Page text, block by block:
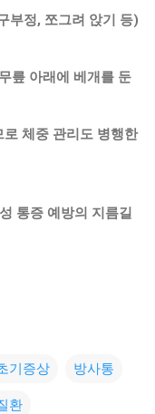
부정, 쪼그려 앉기 등)
릎 아래에 베개를 둔
체중 관리도 병행한
통증 예방의 지름길
기증상 방사통
환